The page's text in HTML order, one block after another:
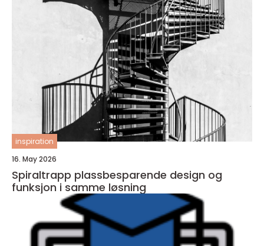
inspiration
16. May 2026
Spiraltrapp plassbesparende design og
funksjon i samme løsning